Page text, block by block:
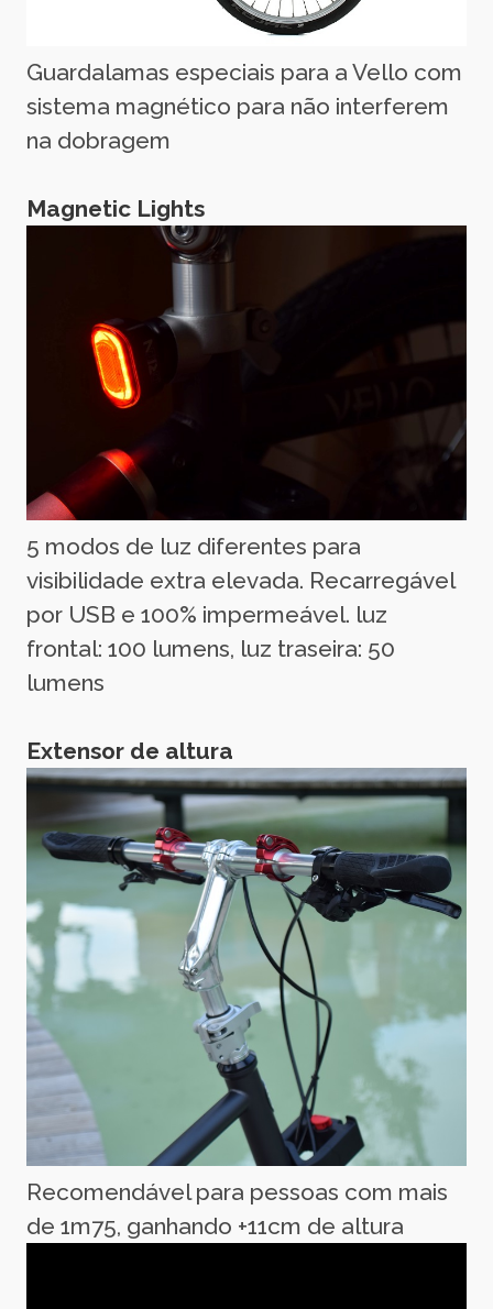
Guardalamas especiais para a Vello com
sistema magnético para não interferem
na dobragem
Magnetic Lights
5 modos de luz diferentes para
visibilidade extra elevada. Recarregável
por USB e 100% impermeável. luz
frontal: 100 lumens, luz traseira: 50
lumens
Extensor de altura
Recomendável para pessoas com mais
de 1m75, ganhando +11cm de altura